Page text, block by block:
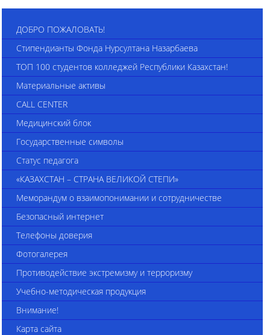
ДОБРО ПОЖАЛОВАТЬ!
Стипендианты Фонда Нурсултана Назарбаева
ТОП 100 студентов колледжей Республики Казахстан!
Материальные активы
CALL CENTER
Медицинский блок
Государственные символы
Статус педагога
«КАЗАХСТАН – СТРАНА ВЕЛИКОЙ СТЕПИ»
Меморандум о взаимопонимании и сотрудничестве
Безопасный интернет
Телефоны доверия
Фотогалерея
Противодействие экстремизму и терроризму
Учебно-методическая продукция
Внимание!
Карта сайта